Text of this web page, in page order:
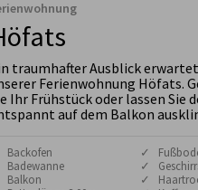
traumhafter Ausblick
Ferienwohnung Höfats.
Ihr Frühstück oder lassen Sie
auf dem Balkon
✓
✓
✓